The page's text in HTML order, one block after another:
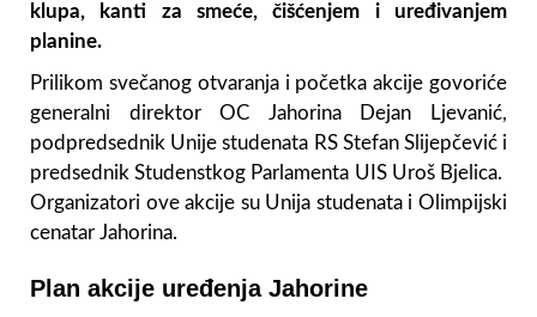
klupa, kanti za smeće, čišćenjem i uređivanjem
planine.
Prilikom svečanog otvaranja i početka akcije govoriće
generalni direktor OC Jahorina Dejan Ljevanić,
podpredsednik Unije studenata RS Stefan Slijepčević i
predsednik Studenstkog Parlamenta UIS Uroš Bjelica.
Organizatori ove akcije su Unija studenata i Olimpijski
cenatar Jahorina.
Plan akcije uređenja Jahorine